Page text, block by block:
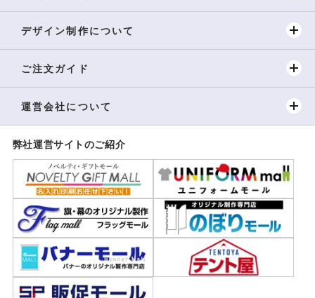
デザイン制作について
ご注文ガイド
運営会社について
弊社運営サイトのご紹介